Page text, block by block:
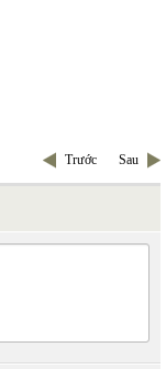
Trước Sau